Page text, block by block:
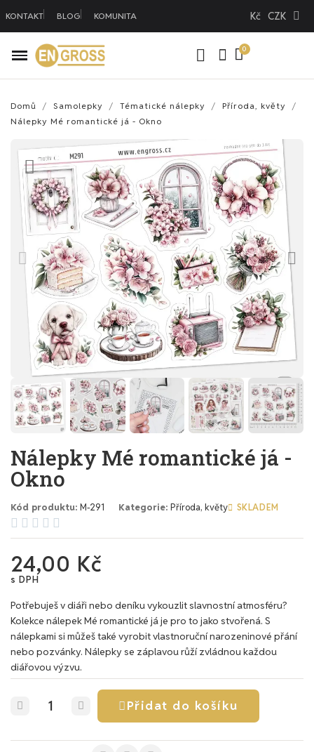
KONTAKT BLOG KOMUNITA Kč CZK
Domů Samolepky Tématické nálepky
Příroda, květy
Nálepky Mé romantické já - Okno
Nálepky Mé romantické já -
Okno
Kód produktu M-291 Kategorie Příroda, květy SKLADEM
    
24,00 Kč
s DPH
Potřebuješ v diáři nebo deníku vykouzlit slavnostní atmosféru?
Kolekce nálepek Mé romantické já je pro to jako stvořená. S
nálepkami si můžeš také vyrobit vlastnoruční narozeninové přání
nebo pozvánky. Nálepky se záplavou růží zvládnou každou
diářovou výzvu.
Přidat do košíku